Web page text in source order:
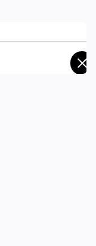
tangan manusia.